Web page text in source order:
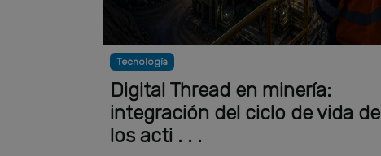
Tecnología
Digital Thread en minería:
integración del ciclo de vida de
los acti . . .